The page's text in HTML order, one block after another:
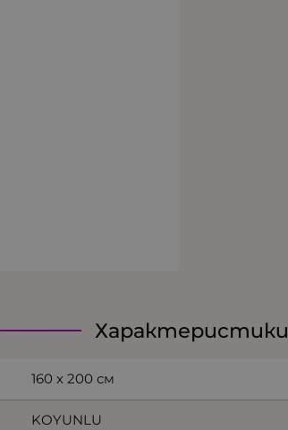
Характеристики
160 х 200 см
KOYUNLU